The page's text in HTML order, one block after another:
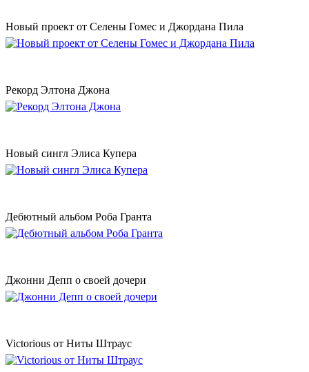
Новый проект от Селены Гомес и Джордана Пила
Рекорд Элтона Джона
Новый сингл Элиса Купера
Дебютный альбом Роба Гранта
Джонни Депп о своей дочери
Victorious от Ниты Штраус